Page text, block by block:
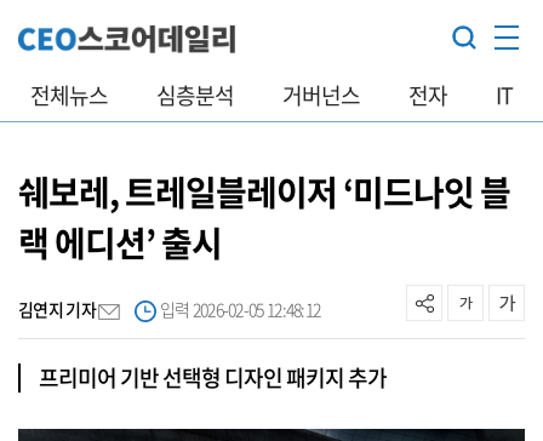
전체뉴스 심층분석 거버넌스 전자 IT
쉐보레, 트레일블레이저 ‘미드나잇 블
랙 에디션’ 출시
김연지 기자 입력 2026-02-05 12:48:12
프리미어 기반 선택형 디자인 패키지 추가